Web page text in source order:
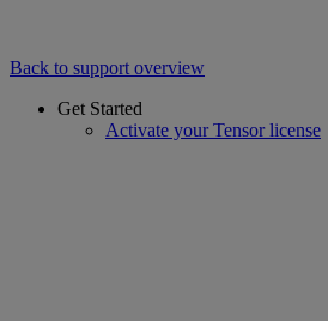
Back to support overview
Get Started
Activate your Tensor license